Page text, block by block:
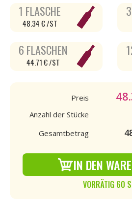
1 FLASCHE
48.34 € /ST
6 FLASCHEN
44.71 € /ST
Preis
Anzahl der Stücke
Gesamtbetrag
IN DEN
VORRÄTIG 60